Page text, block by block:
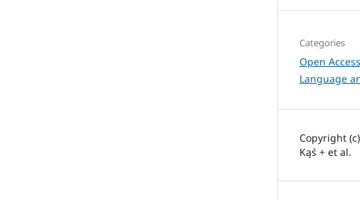
Categories
Open Access
Language
Copyright
Kąś + et al.